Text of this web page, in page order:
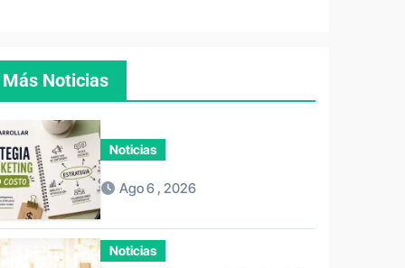
Más Noticias
Noticias
Ago 6 , 2026
Noticias